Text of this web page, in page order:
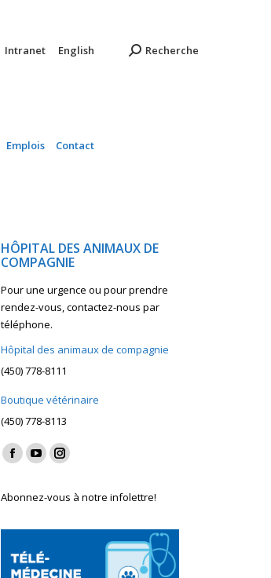
Intranet English Recherche
Emplois Contact
HÔPITAL DES ANIMAUX DE
COMPAGNIE
Pour une urgence ou pour prendre
rendez-vous, contactez-nous par
téléphone.
Hôpital des animaux de compagnie
(450) 778-8111
Boutique vétérinaire
(450) 778-8113
Find us on:
Facebook
opens
window
YouTube
opens
window
Instagram
opens
Abonnez-vous à notre infolettre!